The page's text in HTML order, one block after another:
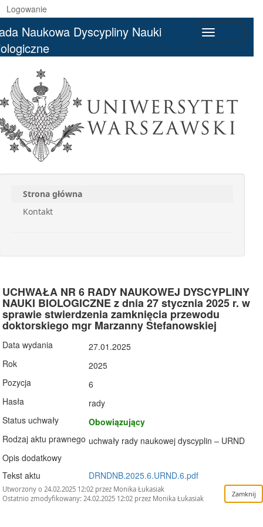
Logowanie
navigation
Naukowa Dyscypliny Nauki
Strona główna
Kontakt
UCHWAŁA NR 6 RADY NAUKOWEJ DYSCYPLINY
NAUKI BIOLOGICZNE z dnia 27 stycznia 2025 r. w
sprawie stwierdzenia zamknięcia przewodu
doktorskiego mgr Marzanny Stefanowskiej
Data wydania
27.01.2025
Rok
2025
Pozycja
6
Hasła
rady
Status uchwały
Obowiązujący
Rodzaj aktu prawnego uchwały rady naukowej dyscyplin – URND
Opis dodatkowy
Tekst aktu
DRNDNB.2025.6.URND.6.pdf
Utworzony o 24.02.2025 12:02 przez Monika Łukasiak
Ostatnio zmodyfikowany: 24.02.2025 12:02 przez Monika Łukasiak